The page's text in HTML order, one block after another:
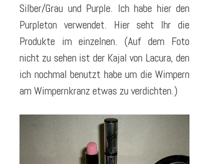
Silber/Grau und Purple. Ich habe hier den
Purpleton verwendet. Hier seht Ihr die
Produkte im einzelnen. (Auf dem Foto
nicht zu sehen ist der Kajal von Lacura, den
ich nochmal benutzt habe um die Wimpern
am Wimpernkranz etwas zu verdichten.)